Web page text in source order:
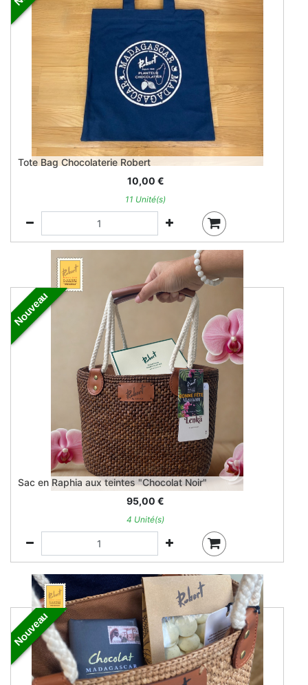
Tote Bag Chocolaterie Robert
10,00 €
11 Unité(s)
Nouveau
Sac en Raphia aux teintes "Chocolat Noir"
95,00 €
4 Unité(s)
Nouveau